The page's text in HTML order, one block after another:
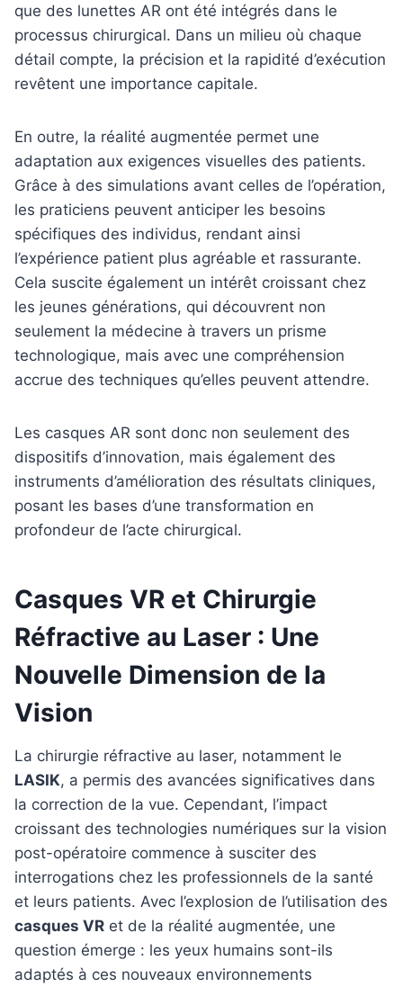
que des lunettes AR ont été intégrés dans le
processus chirurgical. Dans un milieu où chaque
détail compte, la précision et la rapidité d’exécution
revêtent une importance capitale.
En outre, la réalité augmentée permet une
adaptation aux exigences visuelles des patients.
Grâce à des simulations avant celles de l’opération,
les praticiens peuvent anticiper les besoins
spécifiques des individus, rendant ainsi
l’expérience patient plus agréable et rassurante.
Cela suscite également un intérêt croissant chez
les jeunes générations, qui découvrent non
seulement la médecine à travers un prisme
technologique, mais avec une compréhension
accrue des techniques qu’elles peuvent attendre.
Les casques AR sont donc non seulement des
dispositifs d’innovation, mais également des
instruments d’amélioration des résultats cliniques,
posant les bases d’une transformation en
profondeur de l’acte chirurgical.
Casques VR et Chirurgie
Réfractive au Laser : Une
Nouvelle Dimension de la
Vision
La chirurgie réfractive au laser, notamment le
LASIK, a permis des avancées significatives dans
la correction de la vue. Cependant, l’impact
croissant des technologies numériques sur la vision
post-opératoire commence à susciter des
interrogations chez les professionnels de la santé
et leurs patients. Avec l’explosion de l’utilisation des
casques VR et de la réalité augmentée, une
question émerge : les yeux humains sont-ils
adaptés à ces nouveaux environnements